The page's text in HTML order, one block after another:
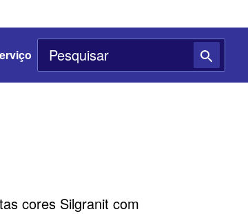
cores Silgranit com